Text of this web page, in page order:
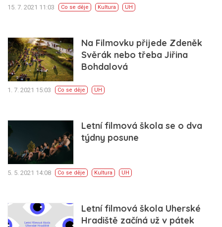
15. 7. 2021 11:03 Co se děje Kultura UH
Na Filmovku přijede Zdeněk
Svěrák nebo třeba Jiřina
Bohdalová
1. 7. 2021 15:03 Co se děje UH
Letní filmová škola se o dva
týdny posune
5. 5. 2021 14:08 Co se děje Kultura UH
Letní filmová škola Uherské
Hradiště začíná už v pátek